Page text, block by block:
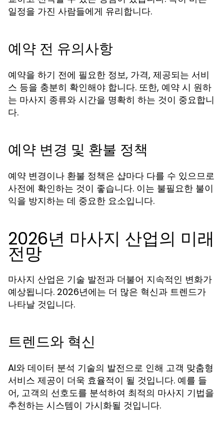
일정을 가진 사람들에게 유리합니다.
예약 전 유의사항
예약을 하기 전에 필요한 정보, 가격, 제공되는 서비
스 등을 충분히 확인해야 합니다. 또한, 예약 시 원하
는 마사지 종류와 시간을 명확히 하는 것이 중요합니
다.
예약 변경 및 환불 정책
예약 변경이나 환불 정책은 샵마다 다를 수 있으므로
사전에 확인하는 것이 좋습니다. 이는 불필요한 불이
익을 방지하는 데 중요한 요소입니다.
2026년 마사지 산업의 미래
전망
마사지 산업은 기술 발전과 더불어 지속적인 변화가
예상됩니다. 2026년에는 더 많은 혁신과 트렌드가
나타날 것입니다.
트렌드와 혁신
AI와 데이터 분석 기술의 발전으로 인해 고객 맞춤형
서비스 제공이 더욱 효율적이 될 것입니다. 예를 들
어, 고객의 선호도를 분석하여 최적의 마사지 기법을
추천하는 시스템이 가시화될 것입니다.